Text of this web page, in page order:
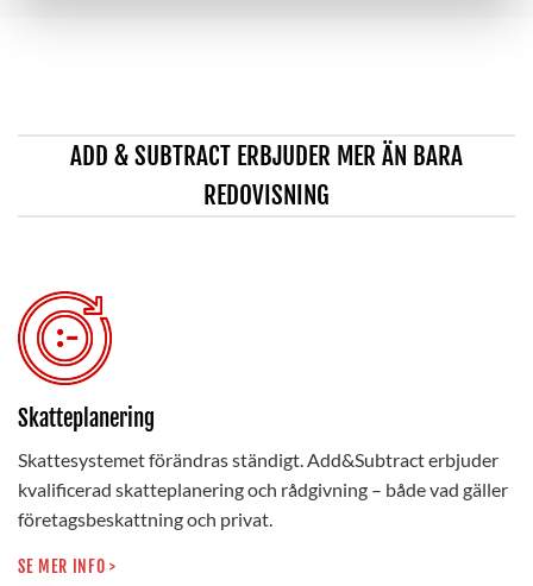
ADD & SUBTRACT ERBJUDER MER ÄN BARA
REDOVISNING
Skatteplanering
Skattesystemet förändras ständigt. Add&Subtract erbjuder
kvalificerad skatteplanering och rådgivning – både vad gäller
företagsbeskattning och privat.
SE MER INFO >